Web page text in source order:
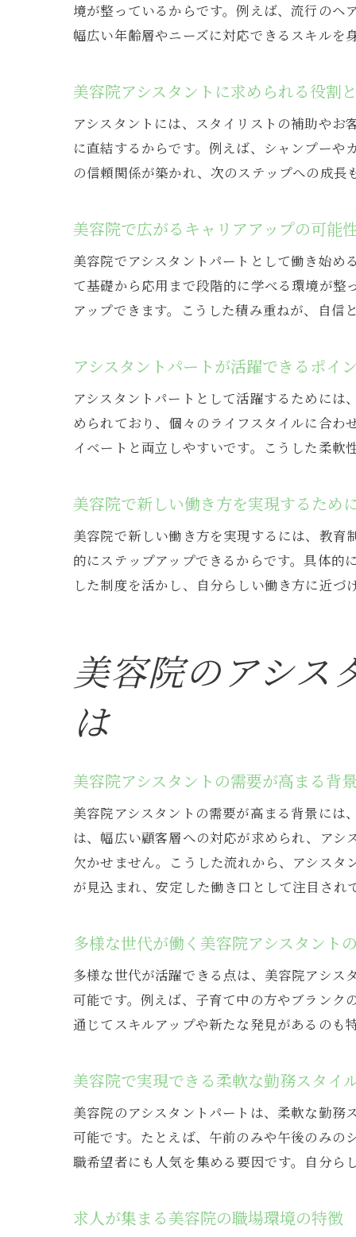
境が整っているからです。例えば、流行の
幅広い年齢層やニーズに対応できるスキルを
美容院アシスタントに求められる役割
アシスタントには、スタイリストの補助や
に直結するからです。例えば、シャンプー
の信頼関係が築かれ、次のステップへの成長
美容院で広がるキャリアアップの可能
美容院でアシスタントパートとして働き始
て基礎から応用まで段階的に学べる環境が
アップできます。こうした積み重ねが、自信
アシスタントパートが活躍できるポイ
アシスタントパートとして活躍するために
められており、個々のライフスタイルに合
イベートと両立しやすいです。こうした柔軟
美容院で新しい働き方を実現するため
美容院で新しい働き方を実現するには、教
的にステップアップできるからです。具体的
した制度を活かし、自分らしい働き方に近づ
美容院のアシス
は
美容院アシスタントの需要が高まる背
美容院アシスタントの需要が高まる背景に
は、幅広い顧客層への対応が求められ、ア
欠かせません。こうした流れから、アシス
が見込まれ、安定した働き口として注目され
多様な世代が働く美容院アシスタント
多様な世代が活躍できる点は、美容院アシ
可能です。例えば、子育て中の方やブランク
通じてスキルアップや新たな発見があるのも
美容院で実現できる柔軟な勤務スタイ
美容院のアシスタントパートは、柔軟な勤
可能です。たとえば、午前のみや午後のみの
職希望者にも人気を集める要因です。自分ら
求人が集まる美容院の職場環境の特徴